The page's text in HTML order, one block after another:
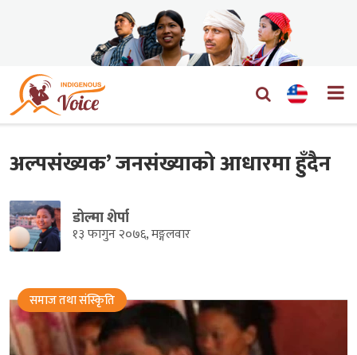
अल्पसंख्यक’ जनसंख्याको आधारमा हुँदैन
डोल्मा शेर्पा
१३ फागुन २०७६, मङ्गलवार
समाज तथा संस्किृति